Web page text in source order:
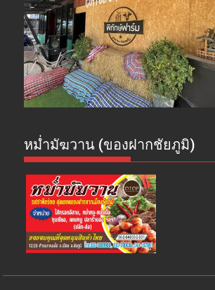
หม่ำมัฆวาน (ของฝากชัยภูมิ)